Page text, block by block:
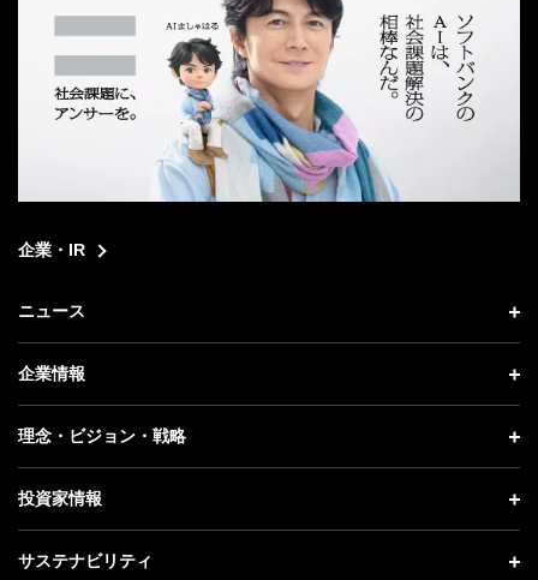
企業・IR
ニュース
ニュース トップ
プレスリリース
更新情報
記者説明会
企業情報
企業情報 トップ
社長メッセージ
事業紹介
理念・ビジョン・戦略
理念・ビジョン・戦略 トップ
成長戦略「Activate AI for Society」
投資家情報
投資家情報 トップ
サステナビリティ